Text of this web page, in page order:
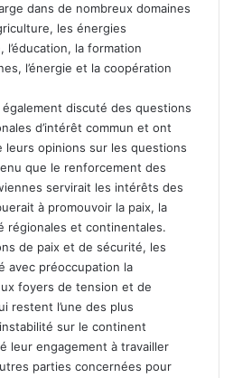
dans de nombreux domaines
les énergies
l’éducation, la formation
l’énergie et la coopération
discuté des questions
d’intérêt commun et ont
leurs opinions sur les questions
que le renforcement des
servirait les intérêts des
à promouvoir la paix, la
régionales et continentales.
de paix et de sécurité, les
avec préoccupation la
foyers de tension et de
restent l’une des plus
sur le continent
leur engagement à travailler
parties concernées pour